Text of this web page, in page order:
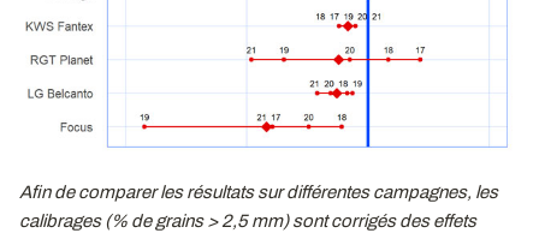
Afin de comparer les résultats sur différentes campagnes, les
calibrages (% de grains > 2,5 mm) sont corrigés des effets